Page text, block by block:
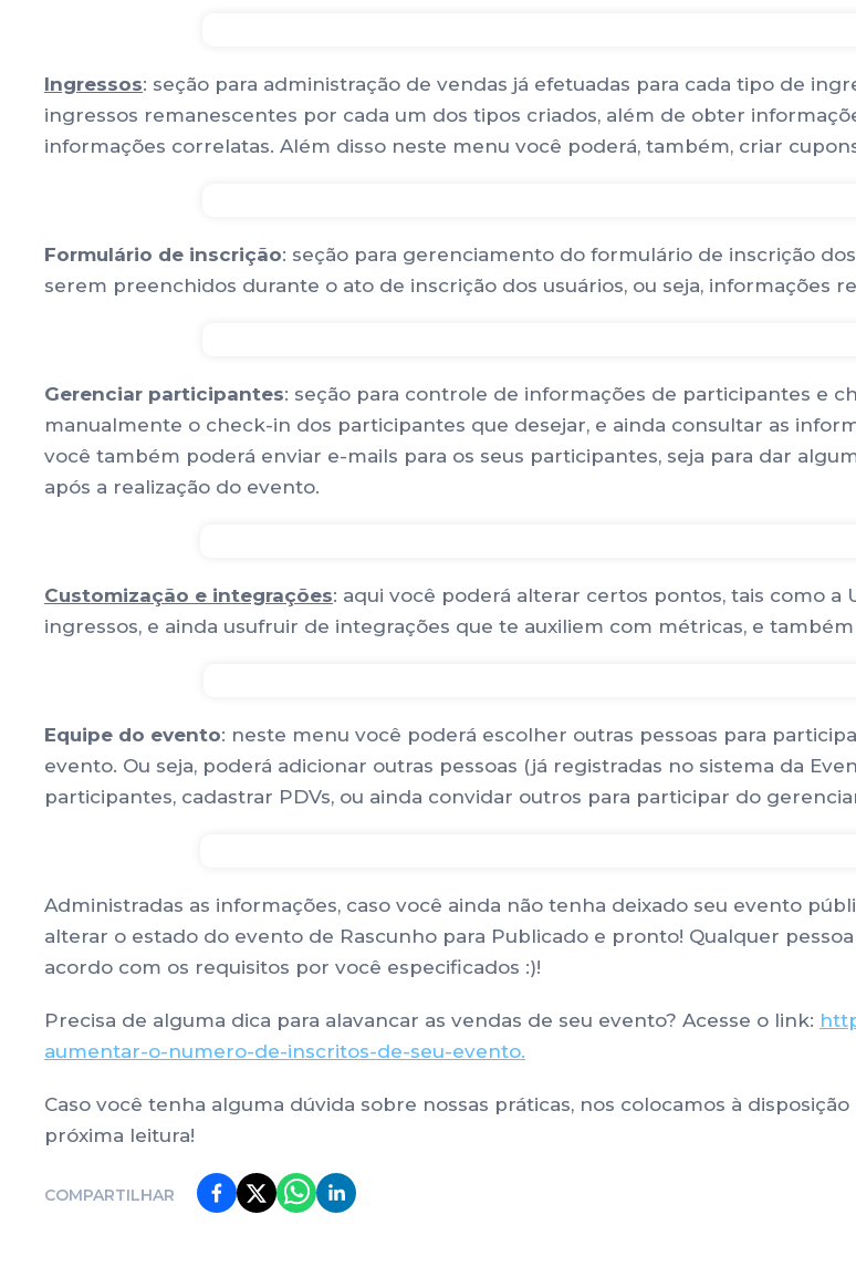
Ingressos: seção para administração de vendas já efetuadas para cada tipo de
ingressos remanescentes por cada um dos tipos criados, além de obter
informações correlatas. Além disso neste menu você poderá, também, criar
Formulário de inscrição: seção para gerenciamento do formulário de inscrição
serem preenchidos durante o ato de inscrição dos usuários, ou seja, informações
Gerenciar participantes: seção para controle de informações de participantes e
manualmente o check-in dos participantes que desejar, e ainda consultar as
você também poderá enviar e-mails para os seus participantes, seja para dar
após a realização do evento.
Customização e integrações: aqui você poderá alterar certos pontos, tais como a
ingressos, e ainda usufruir de integrações que te auxiliem com métricas, e
Equipe do evento: neste menu você poderá escolher outras pessoas para
evento. Ou seja, poderá adicionar outras pessoas (já registradas no sistema da
participantes, cadastrar PDVs, ou ainda convidar outros para participar do
Administradas as informações, caso você ainda não tenha deixado seu evento
alterar o estado do evento de Rascunho para Publicado e pronto! Qualquer
acordo com os requisitos por você especificados :)!
Precisa de alguma dica para alavancar as vendas de seu evento? Acesse o link:
aumentar-o-numero-de-inscritos-de-seu-evento.
Caso você tenha alguma dúvida sobre nossas práticas, nos colocamos à
próxima leitura!
COMPARTILHAR